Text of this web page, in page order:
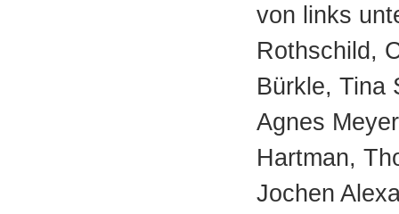
von links
Rothschild,
Bürkle, Tina
Agnes
Hartman,
Jochen